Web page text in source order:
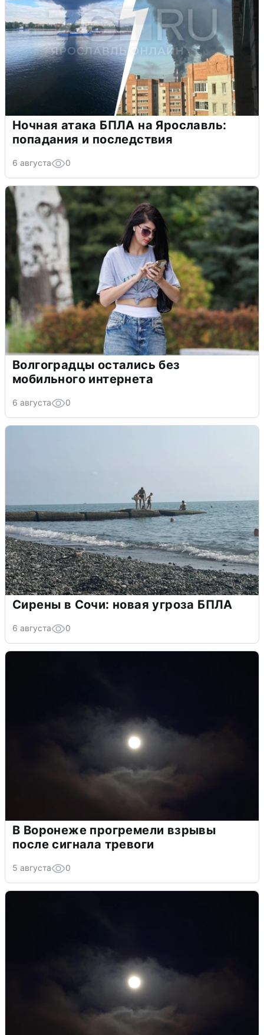
Ночная атака БПЛА на Ярославль:
попадания и последствия
6 августа 0
Волгоградцы остались без
мобильного интернета
6 августа 0
Сирены в Сочи: новая угроза БПЛА
6 августа 0
В Воронеже прогремели взрывы
после сигнала тревоги
5 августа 0